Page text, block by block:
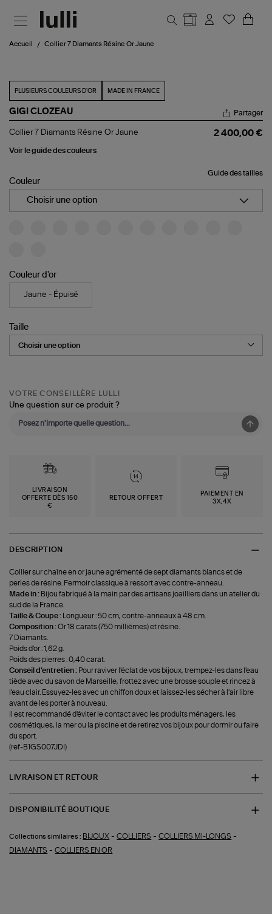
Accueil Collier 7 Diamants Résine Or Jaune
PLUSIEURS COULEURS D'OR MADE IN FRANCE
GIGI CLOZEAU
Collier
Diamants
Jaune
Partager
Collier 7 Diamants Résine Or Jaune 2 400,00 €
Voir le guide des couleurs
Guide des tailles
Couleur
Choisir une option
Couleur d'or
Jaune - Épuisé
Taille
VOTRE CONSEILLÈRE LULLI
Une question sur ce produit ?
LIVRAISON
OFFERTE DÈS 150
€
RETOUR OFFERT
PAIEMENT EN
3X,4X
DESCRIPTION
Collier sur chaîne en or jaune agrémenté de sept diamants blancs et de
perles de résine. Fermoir classique à ressort avec contre-anneau.
Made in : Bijou fabriqué à la main par des artisans joailliers dans un atelier du
sud de la France.
Taille & Coupe :
Longueur : 50 cm, contre-anneaux à 48 cm.
Composition :Or 18 carats (750 millièmes) et résine.
7 Diamants.
Poids d'or : 1,62 g.
Poids des pierres : 0,40 carat.
Conseil d'entretien : Pour raviver l'éclat de vos bijoux, trempez-les dans l'eau
tiède avec du savon de Marseille, frottez avec une brosse souple et rincez à
l'eau clair. Essuyez-les avec un chiffon doux et laissez-les sécher à l'air libre
avant de les porter à nouveau.
Il est recommandé d'éviter le contact avec les produits ménagers, les
cosmétiques, la mer ou la piscine et de retirez vos bijoux pour dormir ou faire
du sport.
(ref-B1GS007JDI)
LIVRAISON ET RETOUR
DISPONIBILITÉ BOUTIQUE
Collections similaires : BIJOUX -COLLIERS -COLLIERS MI-LONGS -
DIAMANTS -COLLIERS EN OR